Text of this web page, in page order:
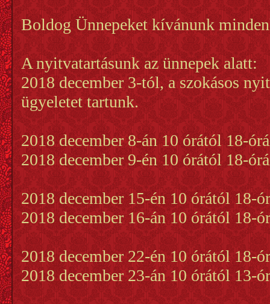
Boldog Ünnepeket kívánunk
A nyitvatartásunk az ünnepek alatt:
2018 december 3-tól, a szokásos
ügyeletet tartunk.
2018 december 8-án 10 órától 18-
2018 december 9-én 10 órától 18-
2018 december 15-én 10 órától 18-
2018 december 16-án 10 órától 18-
2018 december 22-én 10 órától 18-
2018 december 23-án 10 órától 13-